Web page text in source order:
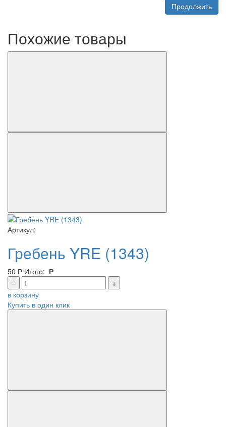
Продолжить
Похожие товары
Артикул:
Гребень YRE (1343)
50 Р Итого: Р
–
+
в корзину
Купить в один клик